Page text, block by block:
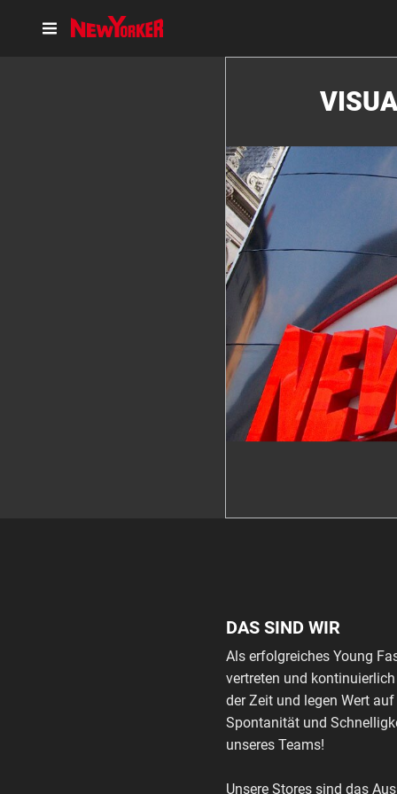
DAS SIND WIR
Als erfolgreiches Young
vertreten und
der Zeit und legen Wert
Spontanität und
unseres Teams!
Unsere Stores sind das